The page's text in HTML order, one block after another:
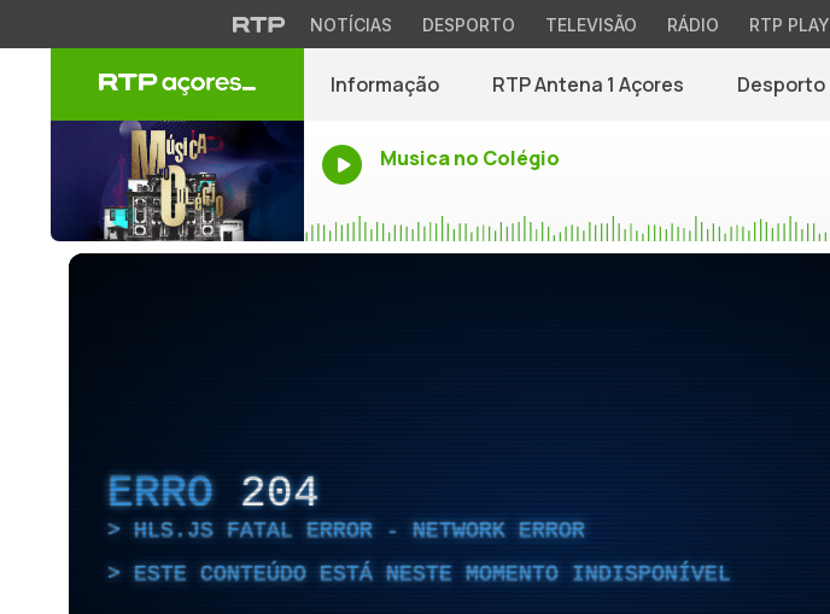
NOTÍCIAS DESPORTO TELEVISÃO RÁDIO RTP PLAY
Informação RTP Antena 1 Açores Desporto
Musica no Colégio
ERRO 204
HLS.JS FATAL ERROR - NETWORK ERROR
ESTE CONTEÚDO ESTÁ NESTE MOMENTO INDISPONÍVEL